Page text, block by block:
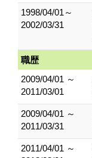
1998/04/01～
2002/03/31
職歴
2009/04/01 ～
2011/03/01
2009/04/01 ～
2011/03/31
2011/04/01 ～